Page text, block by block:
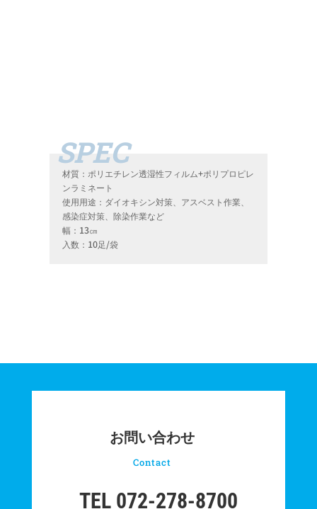
材質：ポリエチレン透湿性フィルム+ポリプロピレ
ンラミネート
使用用途：ダイオキシン対策、アスベスト作業、
感染症対策、除染作業など
幅：13㎝
入数：10足/袋
お問い合わせ
Contact
TEL 072-278-8700